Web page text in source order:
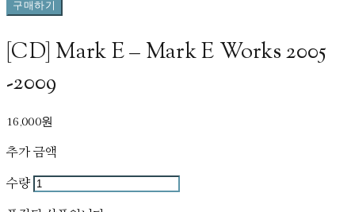
구매하기
[CD] Mark E – Mark E Works 2005
-2009
16,000원
추가 금액
수량